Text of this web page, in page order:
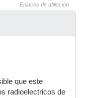
Enlaces de afiliación
que este
radioelectricos de